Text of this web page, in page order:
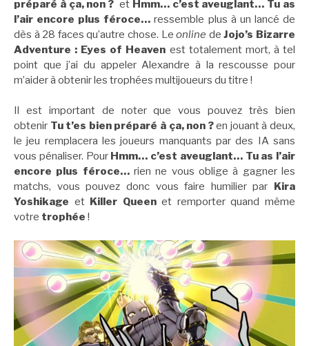
préparé à ça, non ? et Hmm… c’est aveuglant… Tu as
l’air encore plus féroce…ressemble plus à un lancé de
dès à 28 faces qu’autre chose. Leonline deJojo’s Bizarre
Adventure : Eyes of Heaven est totalement mort, à tel
point que j’ai du appeler Alexandre à la rescousse pour
m’aider à obtenir les trophées multijoueurs du titre !
Il est important de noter que vous pouvez très bien
obtenir Tu t’es bien préparé à ça, non ?en jouant à deux,
le jeu remplacera les joueurs manquants par des IA sans
vous pénaliser. Pour Hmm… c’est aveuglant… Tu as l’air
encore plus féroce… rien ne vous oblige à gagner les
matchs, vous pouvez donc vous faire humilier par Kira
Yoshikage et Killer Queenet remporter quand même
votre trophée !